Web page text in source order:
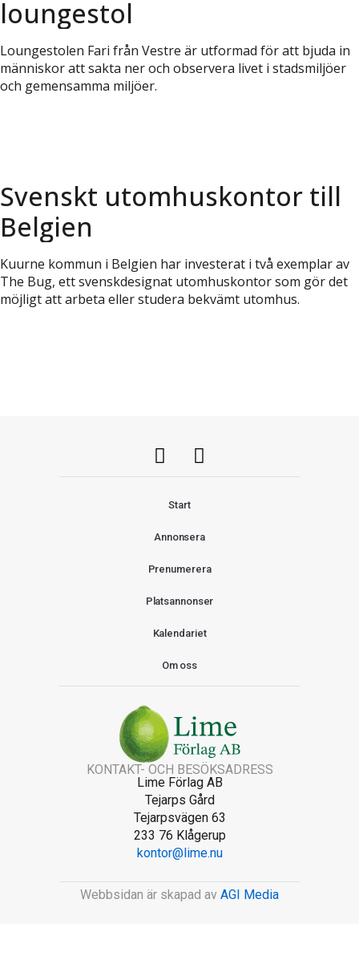
loungestol
Loungestolen Fari från Vestre är utformad för att bjuda in
människor att sakta ner och observera livet i stadsmiljöer
och gemensamma miljöer.
Svenskt utomhuskontor till
Belgien
Kuurne kommun i Belgien har investerat i två exemplar av
The Bug, ett svenskdesignat utomhuskontor som gör det
möjligt att arbeta eller studera bekvämt utomhus.
Start
Annonsera
Prenumerera
Platsannonser
Kalendariet
Om oss
KONTAKT- OCH BESÖKSADRESS
Lime Förlag AB
Tejarps Gård
Tejarpsvägen 63
233 76 Klågerup
kontor@lime.nu
Webbsidan är skapad av AGI Media